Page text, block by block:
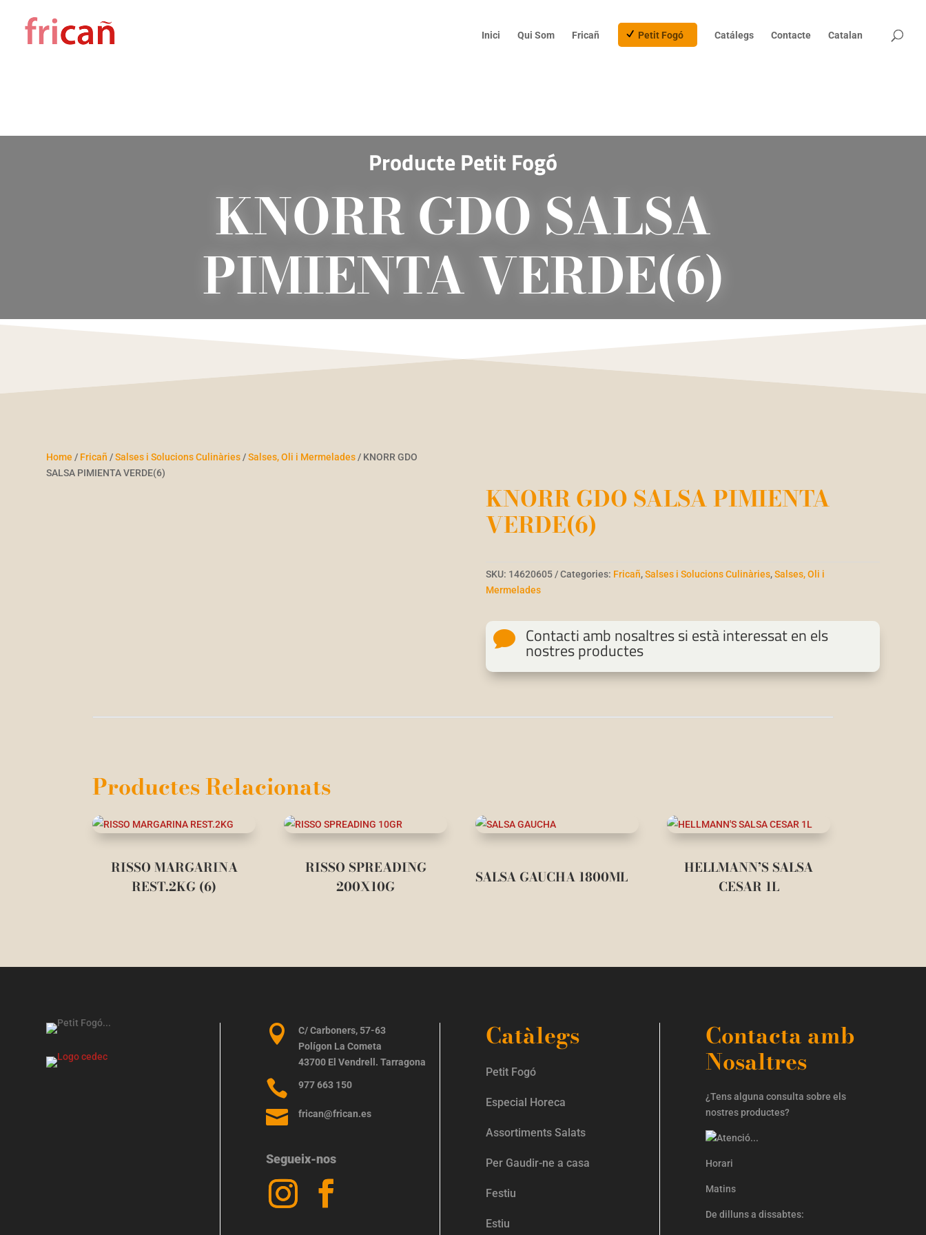
Inici Qui Som Fricañ Petit Fogó Catálegs Contacte Catalan
Producte Petit Fogó
KNORR GDO SALSA
PIMIENTA VERDE(6)
Home / Fricañ /Salses i Solucions Culinàries /Salses, Oli i Mermelades / KNORR GDO
SALSA PIMIENTA VERDE(6)
KNORR GDO SALSA PIMIENTA
VERDE(6)
SKU: 14620605 Categories: Fricañ,Salses i Solucions Culinàries,Salses, Oli i
Mermelades
 Contacti amb nosaltres si està interessat en els
nostres productes
Productes Relacionats
RISSO MARGARINA
REST.2KG (6)
RISSO SPREADING
200X10G
SALSA GAUCHA 1800ML
HELLMANN’S SALSA
CESAR 1L

C/ Carboners, 57-63
Polígon La Cometa
43700 El Vendrell. Tarragona
 977 663 150
 frican@frican.es
Segueix-nos
Catàlegs
Petit Fogó
Especial Horeca
Assortiments Salats
Per Gaudir-ne a casa
Festiu
Estiu
Contacta amb
Nosaltres
¿Tens alguna consulta sobre els
nostres productes?
Horari
Matins
De dilluns a dissabtes: